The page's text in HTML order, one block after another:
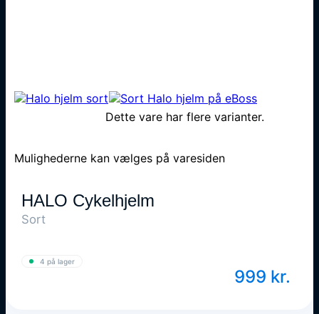
Dette vare har flere varianter.
Mulighederne kan vælges på varesiden
HALO Cykelhjelm
Sort
999 kr.
4 på lager